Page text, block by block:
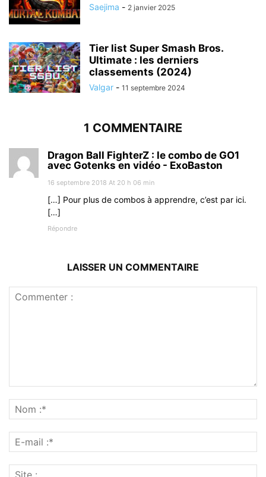
Saejima - 2 janvier 2025
Tier list Super Smash Bros.
Ultimate : les derniers
classements (2024)
Valgar - 11 septembre 2024
1 COMMENTAIRE
Dragon Ball FighterZ : le combo de GO1
avec Gotenks en vidéo - ExoBaston
16 septembre 2018 At 20 h 06 min
[…] Pour plus de combos à apprendre, c’est par ici.
[…]
Répondre
LAISSER UN COMMENTAIRE